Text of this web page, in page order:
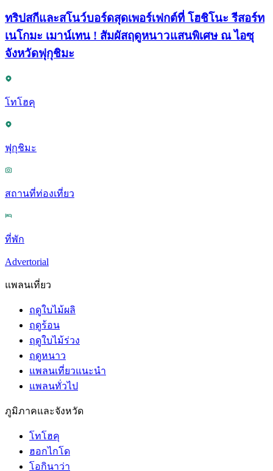
ทริปสกีและสโนว์บอร์ดสุดเพอร์เฟกต์ที่ โฮชิโนะ รีสอร์ท
เนโกมะ เมาน์เทน ! สัมผัสฤดูหนาวแสนพิเศษ ณ ไอซุ
จังหวัดฟุกุชิมะ
โทโฮคุ
ฟุกุชิมะ
สถานที่ท่องเที่ยว
ที่พัก
Advertorial
แพลนเที่ยว
ฤดูใบไม้ผลิ
ฤดูร้อน
ฤดูใบไม้ร่วง
ฤดูหนาว
แพลนเที่ยวแนะนำ
แพลนทั่วไป
ภูมิภาคและจังหวัด
โทโฮคุ
ฮอกไกโด
โอกินาว่า